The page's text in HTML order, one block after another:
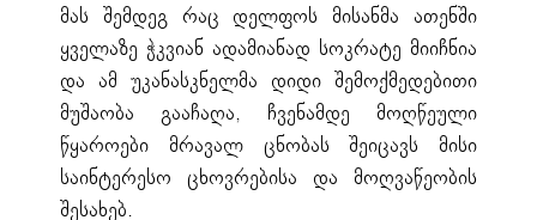
მას შემდეგ რაც დელფოს მისანმა ათენში
ყველაზე ჭკვიან ადამიანად სოკრატე მიიჩნია
და ამ უკანასკნელმა დიდი შემოქმედებითი
მუშაობა გააჩაღა, ჩვენამდე მოღწეული
წყაროები მრავალ ცნობას შეიცავს მისი
საინტერესო ცხოვრებისა და მოღვაწეობის
შესახებ.